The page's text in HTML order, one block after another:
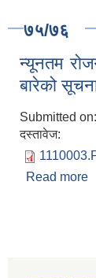
७५/७६
न्यूनतम
बारेको
Submitted on:
दस्तावेज:
Read more